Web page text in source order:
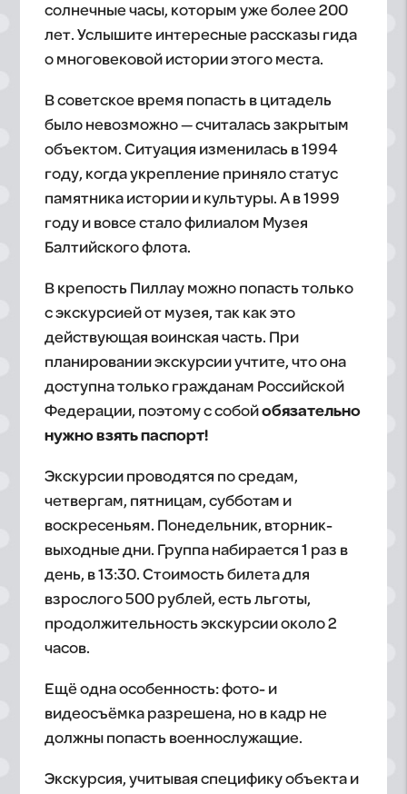
солнечные часы, которым уже более 200
лет. Услышите интересные рассказы гида
о многовековой истории этого места.
В советское время попасть в цитадель
было невозможно — считалась закрытым
объектом. Ситуация изменилась в 1994
году, когда укрепление приняло статус
памятника истории и культуры. А в 1999
году и вовсе стало филиалом Музея
Балтийского флота.
В крепость Пиллау можно попасть только
с экскурсией от музея, так как это
действующая воинская часть. При
планировании экскурсии учтите, что она
доступна только гражданам Российской
Федерации, поэтому с собойобязательно
нужно взять паспорт!
Экскурсии проводятся по средам,
четвергам, пятницам, субботам и
воскресеньям. Понедельник, вторник-
выходные дни. Группа набирается 1 раз в
день, в 13:30. Стоимость билета для
взрослого 500 рублей, есть льготы,
продолжительность экскурсии около 2
часов.
Ещё одна особенность: фото- и
видеосъёмка разрешена, но в кадр не
должны попасть военнослужащие.
Экскурсия, учитывая специфику объекта и